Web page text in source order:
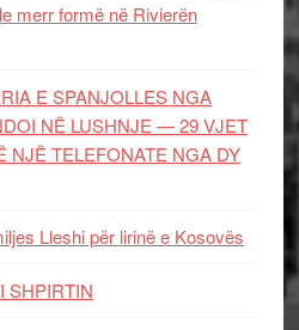
merr formë në Rivierën
E SPANJOLLES NGA
NË LUSHNJE — 29 VJET
NJË TELEFONATE NGA DY
Lleshi për lirinë e Kosovës
SHPIRTIN